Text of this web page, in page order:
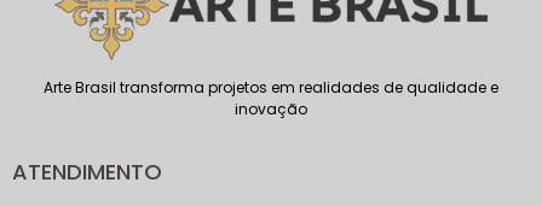
Arte Brasil transforma projetos em realidades de qualidade e
inovação
ATENDIMENTO